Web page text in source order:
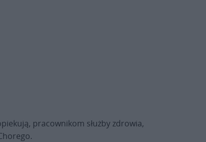
pracownikom służby zdrowia,